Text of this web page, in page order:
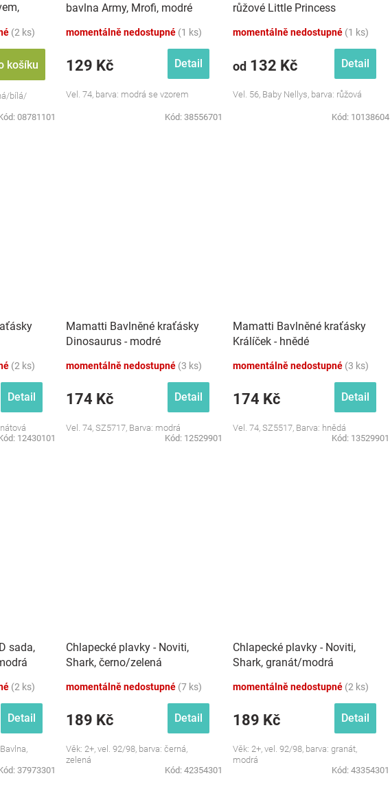
(2 ks)
košíku
bílá/
08781101
bavlna Army, Mrofi, modré
momentálně nedostupné (1 ks)
129 Kč Detail
Vel. 74, barva: modrá se vzorem
Kód: 38556701
růžové Little Princess
momentálně nedostupné (1 ks)
od 132 Kč Detail
Vel. 56, Baby Nellys, barva: růžová
Kód: 10138604
(2 ks)
Detail
12430101
Mamatti Bavlněné kraťásky
Dinosaurus - modré
momentálně nedostupné (3 ks)
174 Kč Detail
Vel. 74, SZ5717, Barva: modrá
Kód: 12529901
Mamatti Bavlněné kraťásky
Králíček - hnědé
momentálně nedostupné (3 ks)
174 Kč Detail
Vel. 74, SZ5517, Barva: hnědá
Kód: 13529901
sada,
(2 ks)
Detail
37973301
Chlapecké plavky - Noviti,
Shark, černo/zelená
momentálně nedostupné (7 ks)
189 Kč Detail
Věk: 2+, vel. 92/98, barva: černá,
zelená
Kód: 42354301
Chlapecké plavky - Noviti,
Shark, granát/modrá
momentálně nedostupné (2 ks)
189 Kč Detail
Věk: 2+, vel. 92/98, barva: granát,
modrá
Kód: 43354301